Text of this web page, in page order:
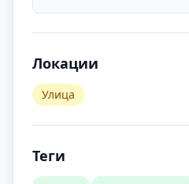
Локации
Улица
Теги